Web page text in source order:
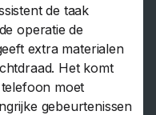
de taak
operatie de
extra materialen
Het komt
moet
gebeurtenissen